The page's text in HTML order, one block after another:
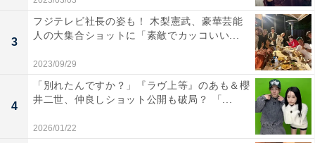
3
フジテレビ社長の姿も！ 木梨憲武、豪華芸能
人の大集合ショットに「素敵でカッコいい...
2023/09/29
4
「別れたんですか？」『ラヴ上等』のあも＆櫻
井二世、仲良しショット公開も破局？ 「...
2026/01/22